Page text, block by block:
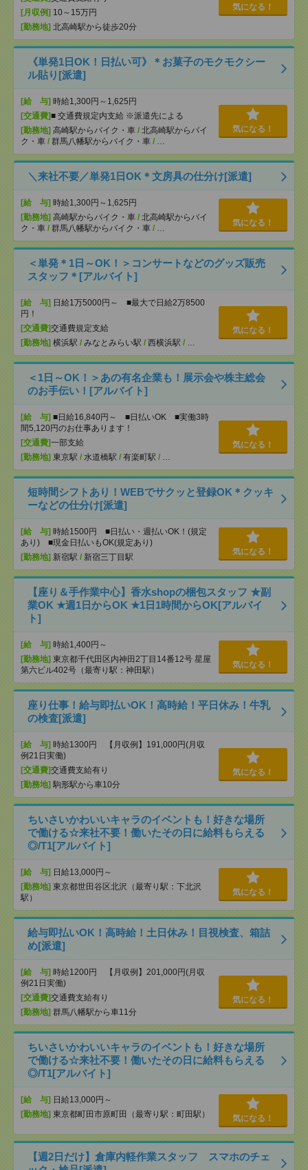
[月収例] 10～15万円
[勤務地] 北高崎駅から徒歩20分
気になる！
《単発1日OK！日払い可》＊お菓子のモクモクシー
ル貼り[派遣]
[給 与] 時給1,300円～1,625円
[交通費]■ 交通費規定内支給 ※派遣先による
[勤務地] 高崎駅からバイク・車 / 北高崎駅からバイ
ク・車 / 群馬八幡駅からバイク・車 / …
気になる！
＼来社不要／単発1日OK＊文房具の仕分け[派遣]
[給 与] 時給1,300円～1,625円
[勤務地] 高崎駅からバイク・車 / 北高崎駅からバイ
ク・車 / 群馬八幡駅からバイク・車 / …
気になる！
＜単発＊1日～OK！＞コンサートなどのグッズ販売
スタッフ＊[アルバイト]
[給 与] 日給1万5000円～ ■最大で日給2万8500
円！
[交通費]交通費規定支給
[勤務地] 横浜駅 / みなとみらい駅 / 西横浜駅 / …
気になる！
＜1日～OK！＞あの有名企業も！展示会や株主総会
のお手伝い！[アルバイト]
[給 与] ■日給16,840円～ ■日払いOK ■実働3時
間5,120円のお仕事あります！
[交通費]一部支給
[勤務地] 東京駅 / 水道橋駅 / 有楽町駅 / …
気になる！
短時間シフトあり！WEBでサクッと登録OK＊クッキ
ーなどの仕分け[派遣]
[給 与] 時給1500円 ■日払い・週払いOK！(規定
あり) ■現金日払いもOK(規定あり)
[勤務地] 新宿駅 / 新宿三丁目駅
気になる！
【座り＆手作業中心】香水shopの梱包スタッフ ★副
業OK ★週1日からOK ★1日1時間からOK[アルバイ
ト]
[給 与] 時給1,400円～
[勤務地] 東京都千代田区内神田2丁目14番12号 星屋
第六ビル402号（最寄り駅：神田駅）
気になる！
座り仕事！給与即払いOK！高時給！平日休み！牛乳
の検査[派遣]
[給 与] 時給1300円 【月収例】191,000円(月収
例21日実働)
[交通費]交通費支給有り
[勤務地] 駒形駅から車10分
気になる！
ちいさいかわいいキャラのイベントも！好きな場所
で働ける☆来社不要！働いたその日に給料もらえる
◎/T1[アルバイト]
[給 与] 日給13,000円～
[勤務地] 東京都世田谷区北沢（最寄り駅：下北沢
駅）
気になる！
給与即払いOK！高時給！土日休み！目視検査、箱詰
め[派遣]
[給 与] 時給1200円 【月収例】201,000円(月収
例21日実働)
[交通費]交通費支給有り
[勤務地] 群馬八幡駅から車11分
気になる！
ちいさいかわいいキャラのイベントも！好きな場所
で働ける☆来社不要！働いたその日に給料もらえる
◎/T1[アルバイト]
[給 与] 日給13,000円～
[勤務地] 東京都町田市原町田（最寄り駅：町田駅） 気になる！
【週2日だけ】倉庫内軽作業スタッフ スマホのチェ